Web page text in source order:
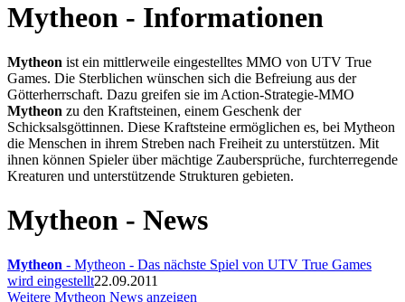
Mytheon - Informationen
Mytheon ist ein mittlerweile eingestelltes MMO von UTV True
Games. Die Sterblichen wünschen sich die Befreiung aus der
Götterherrschaft. Dazu greifen sie im Action-Strategie-MMO
Mytheon zu den Kraftsteinen, einem Geschenk der
Schicksalsgöttinnen. Diese Kraftsteine ermöglichen es, bei Mytheon
die Menschen in ihrem Streben nach Freiheit zu unterstützen. Mit
ihnen können Spieler über mächtige Zaubersprüche, furchterregende
Kreaturen und unterstützende Strukturen gebieten.
Mytheon - News
Mytheon - Mytheon - Das nächste Spiel von UTV True Games
wird eingestellt22.09.2011
Weitere Mytheon News anzeigen